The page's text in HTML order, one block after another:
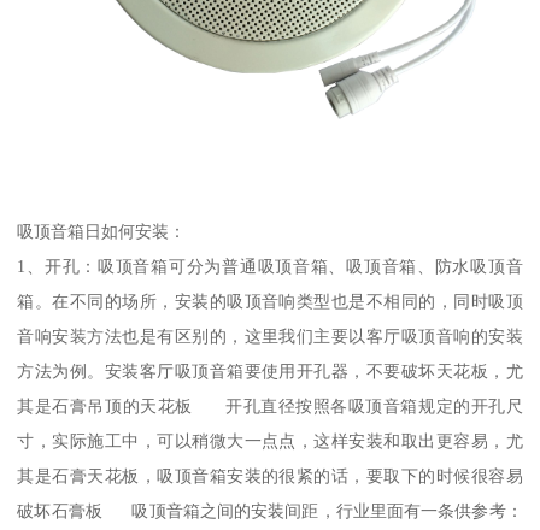
吸顶音箱日如何安装：
1、开孔：吸顶音箱可分为普通吸顶音箱、吸顶音箱、防水吸顶音
箱。在不同的场所，安装的吸顶音响类型也是不相同的，同时吸顶
音响安装方法也是有区别的，这里我们主要以客厅吸顶音响的安装
方法为例。安装客厅吸顶音箱要使用开孔器，不要破坏天花板，尤
其是石膏吊顶的天花板 开孔直径按照各吸顶音箱规定的开孔尺
寸，实际施工中，可以稍微大一点点，这样安装和取出更容易，尤
其是石膏天花板，吸顶音箱安装的很紧的话，要取下的时候很容易
破坏石膏板 吸顶音箱之间的安装间距，行业里面有一条供参考：